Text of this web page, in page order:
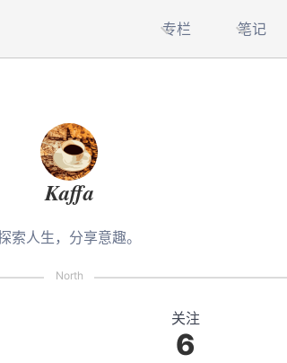
专栏 笔记
Kaffa
索人生，分享意趣。
关注
6